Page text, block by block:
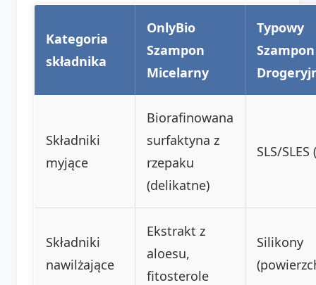
Kategoria
składnika
OnlyBio
Szampon
Micelarny
Typowy
Szampon
Składniki
myjące
Biorafinowana
surfaktyna z
rzepaku
(delikatne)
SLS/
Składniki
nawilżające
Ekstrakt z
aloesu,
fitosterole
Silikony